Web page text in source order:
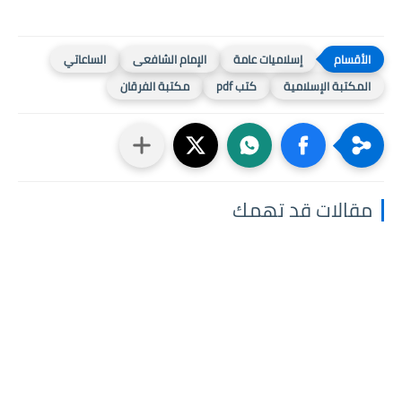
إسلاميات عامة الإمام الشافعى
الساعاتي
المكتبة الإسلامية
كتب pdf مكتبة الفرقان
مقالات قد تهمك